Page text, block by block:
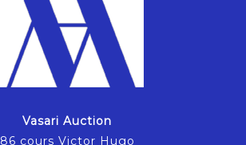
Vasari Auction
86 cours Victor Hugo